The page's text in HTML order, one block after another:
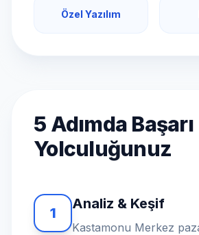
Özel Yazılım
5 Adımda Başarı
Yolculuğunuz
1
Analiz & Keşif
Kastamonu Merkez